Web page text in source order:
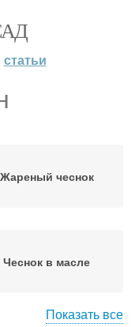
статьи
Жареный чеснок
Чеснок в масле
Показать все